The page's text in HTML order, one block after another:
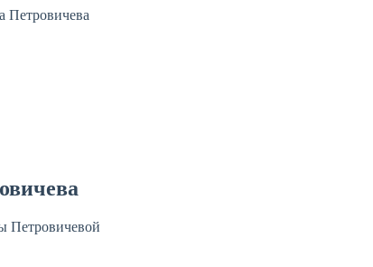
Петровичева
Петровичевой